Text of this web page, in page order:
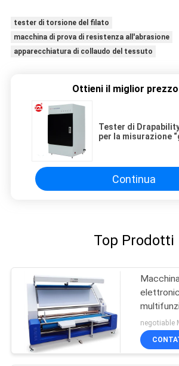
tester di torsione del filato
macchina di prova di resistenza all'abrasione
apparecchiatura di collaudo del tessuto
Ottieni il miglior
Tester di
per la misurazione
Continua
Top Prodotti
bordo
negotiable